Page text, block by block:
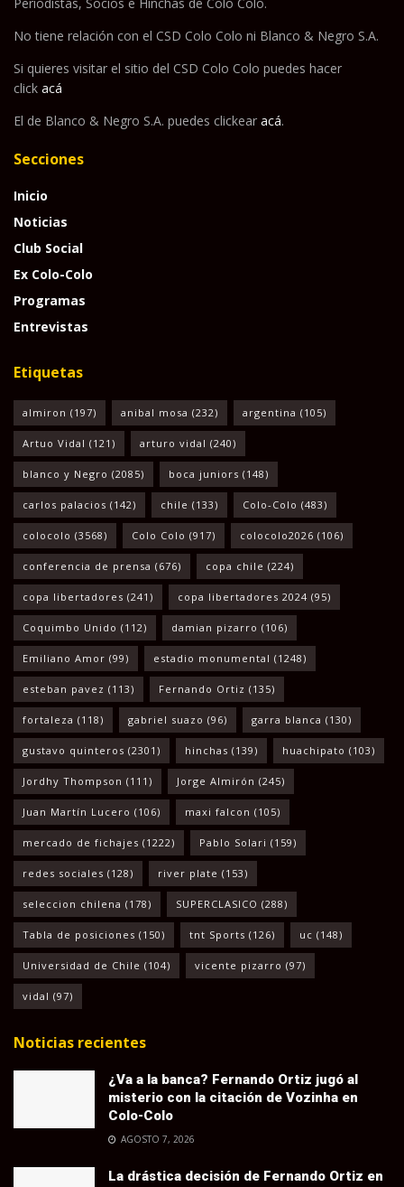
No tiene relación con el CSD Colo Colo ni Blanco & Negro S.A.
Si quieres visitar el sitio del CSD Colo Colo puedes hacer
click acá
El de Blanco & Negro S.A. puedes clickear acá.
Secciones
Inicio
Noticias
Club Social
Ex Colo-Colo
Programas
Entrevistas
Etiquetas
almiron (197) anibal mosa (232) argentina (105)
Artuo Vidal (121) arturo vidal (240)
blanco y Negro (2085) boca juniors (148)
carlos palacios (142) chile (133) Colo-Colo (483)
colocolo (3568) Colo Colo (917) colocolo2026 (106)
conferencia de prensa (676) copa chile (224)
copa libertadores (241) copa libertadores 2024 (95)
Coquimbo Unido (112) damian pizarro (106)
Emiliano Amor (99) estadio monumental (1248)
esteban pavez (113) Fernando Ortiz (135)
fortaleza (118) gabriel suazo (96) garra blanca (130)
gustavo quinteros (2301) hinchas (139) huachipato (103)
Jordhy Thompson (111) Jorge Almirón (245)
Juan Martín Lucero (106) maxi falcon (105)
mercado de fichajes (1222) Pablo Solari (159)
redes sociales (128) river plate (153)
seleccion chilena (178) SUPERCLASICO (288)
Tabla de posiciones (150) tnt Sports (126) uc (148)
Universidad de Chile (104) vicente pizarro (97)
vidal (97)
Noticias recientes
¿Va a la banca? Fernando Ortiz jugó al
misterio con la citación de Vozinha en
Colo-Colo
AGOSTO 7, 2026
La drástica decisión de Fernando Ortiz en